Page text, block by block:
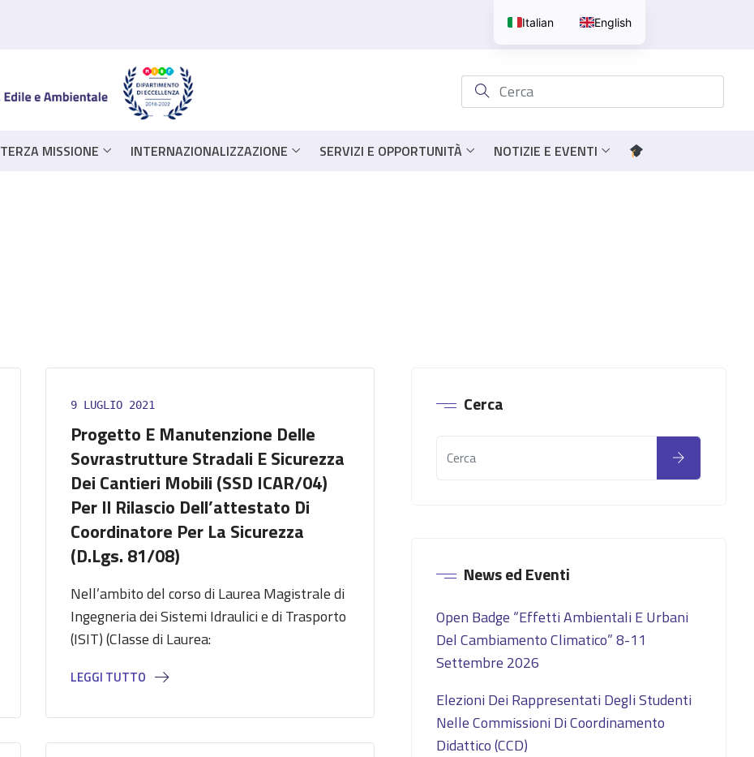
TERZA MISSIONE INTERNAZIONALIZZAZIONE SERVIZI E OPPORTUNITÀ NOTIZIE E EVENTI
9 LUGLIO 2021
Progetto E Manutenzione Delle
Sovrastrutture Stradali E Sicurezza
Dei Cantieri Mobili (SSD ICAR/04)
Per Il Rilascio Dell’attestato Di
Coordinatore Per La Sicurezza
(D.Lgs. 81/08)
Nell’ambito del corso di Laurea Magistrale di
Ingegneria dei Sistemi Idraulici e di Trasporto
(ISIT) (Classe di Laurea:
LEGGI TUTTO
Cerca
News ed Eventi
Open Badge “Effetti Ambientali E Urbani
Del Cambiamento Climatico” 8-11
Settembre 2026
Elezioni Dei Rappresentati Degli Studenti
Nelle Commissioni Di Coordinamento
Didattico (CCD)
Italian English